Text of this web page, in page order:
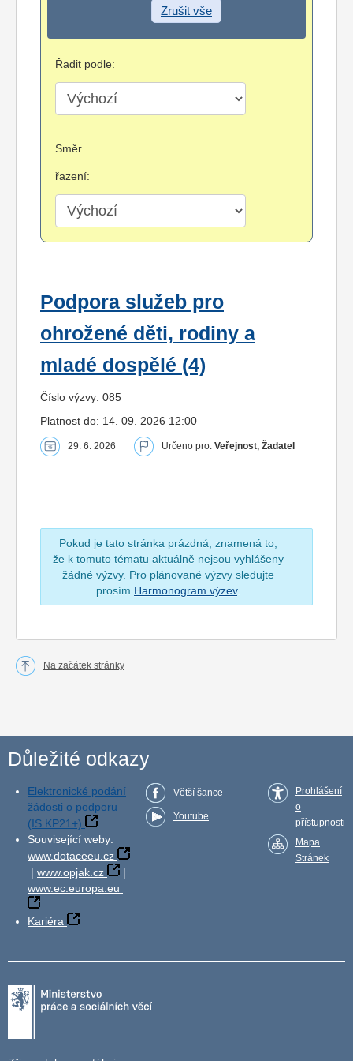
Zrušit vše
Řadit podle:
Směr
řazení:
Podpora služeb pro
ohrožené děti, rodiny a
mladé dospělé (4)
Číslo výzvy: 085
Platnost do: 14. 09. 2026 12:00
29. 6. 2026 Určeno pro: Veřejnost, Žadatel
Pokud je tato stránka prázdná, znamená to,
že k tomuto tématu aktuálně nejsou vyhlášeny
žádné výzvy. Pro plánované výzvy sledujte
prosím Harmonogram výzev.
Na začátek stránky
Důležité odkazy
Elektronické podání
žádosti o podporu
(IS KP21+)
Související weby:
www.dotaceeu.cz
| www.opjak.cz
|
www.ec.europa.eu
Kariéra
Větší šance
Youtube
Prohlášení
o
přístupnosti
Mapa
Stránek